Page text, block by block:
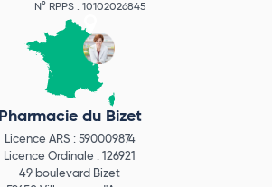
N° RPPS : 10102026845
Pharmacie du Bizet
Licence ARS : 590009874
Licence Ordinale : 126921
49 boulevard Bizet